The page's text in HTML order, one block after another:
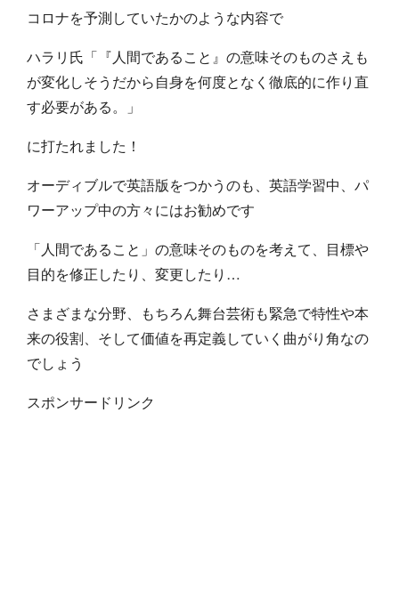
コロナを予測していたかのような内容で
ハラリ氏「『人間であること』の意味そのものさえも
が変化しそうだから自身を何度となく徹底的に作り直
す必要がある。」
に打たれました！
オーディブルで英語版をつかうのも、英語学習中、パ
ワーアップ中の方々にはお勧めです
「人間であること」の意味そのものを考えて、目標や
目的を修正したり、変更したり…
さまざまな分野、もちろん舞台芸術も緊急で特性や本
来の役割、そして価値を再定義していく曲がり角なの
でしょう
スポンサードリンク